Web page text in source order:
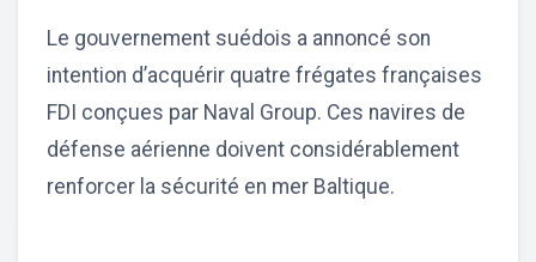
Le gouvernement suédois a annoncé son
intention d’acquérir quatre frégates françaises
FDI conçues par Naval Group. Ces navires de
défense aérienne doivent considérablement
renforcer la sécurité en mer Baltique.